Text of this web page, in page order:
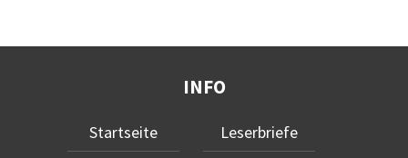
INFO
Startseite
Leserbriefe